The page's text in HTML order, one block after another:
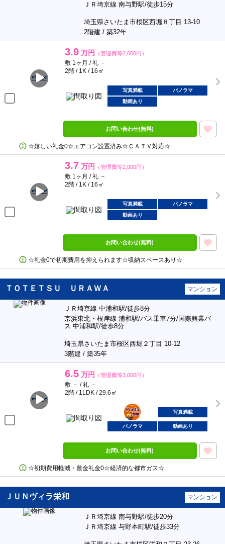
ＪＲ埼京線 南与野駅/徒歩15分
埼玉県さいたま市桜区西堀８丁目 13-10
2階建 / 築32年
3.9 万円 （管理費等2,000円）
敷 1ヶ月 / 礼 －
2階 / 1K / 16㎡
写真満載
パノラマ
動画あり
お問い合わせ(無料)
☆嬉しい礼金0☆エアコン設置済み☆ＣＡＴＶ対応☆
3.7 万円 （管理費等2,000円）
敷 1ヶ月 / 礼 －
2階 / 1K / 16㎡
写真満載
パノラマ
動画あり
お問い合わせ(無料)
☆礼金0で初期費用を抑えられます☆収納スペースあり☆
ＴＯＴＥＴＳＵ ＵＲＡＷＡ マンション
ＪＲ埼京線 中浦和駅/徒歩8分
京浜東北・根岸線 浦和駅/バス乗車7分/国際興業バ
ス 中浦和駅/徒歩8分
埼玉県さいたま市桜区西堀２丁目 10-12
3階建 / 築35年
6.5 万円 （管理費等3,000円）
敷 － / 礼 －
2階 / 1LDK / 29.6㎡
ポンタ
部屋
写真満載
パノラマ 動画あり
お問い合わせ(無料)
☆初期費用軽減・敷金礼金0☆経済的な都市ガス☆
ＪＵＮヴィラ栄和 マンション
ＪＲ埼京線 南与野駅/徒歩20分
ＪＲ埼京線 与野本町駅/徒歩33分